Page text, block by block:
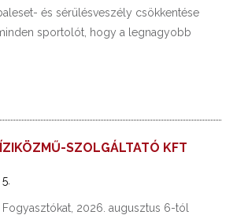
és sérülésveszély csökkentése
sportolót, hogy a legnagyobb
SZOLGÁLTATÓ KFT
2026. augusztus 6-tól